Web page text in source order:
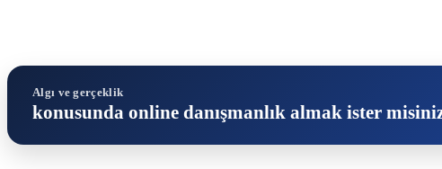
Algı ve gerçeklik
konusunda online danışmanlık almak ister